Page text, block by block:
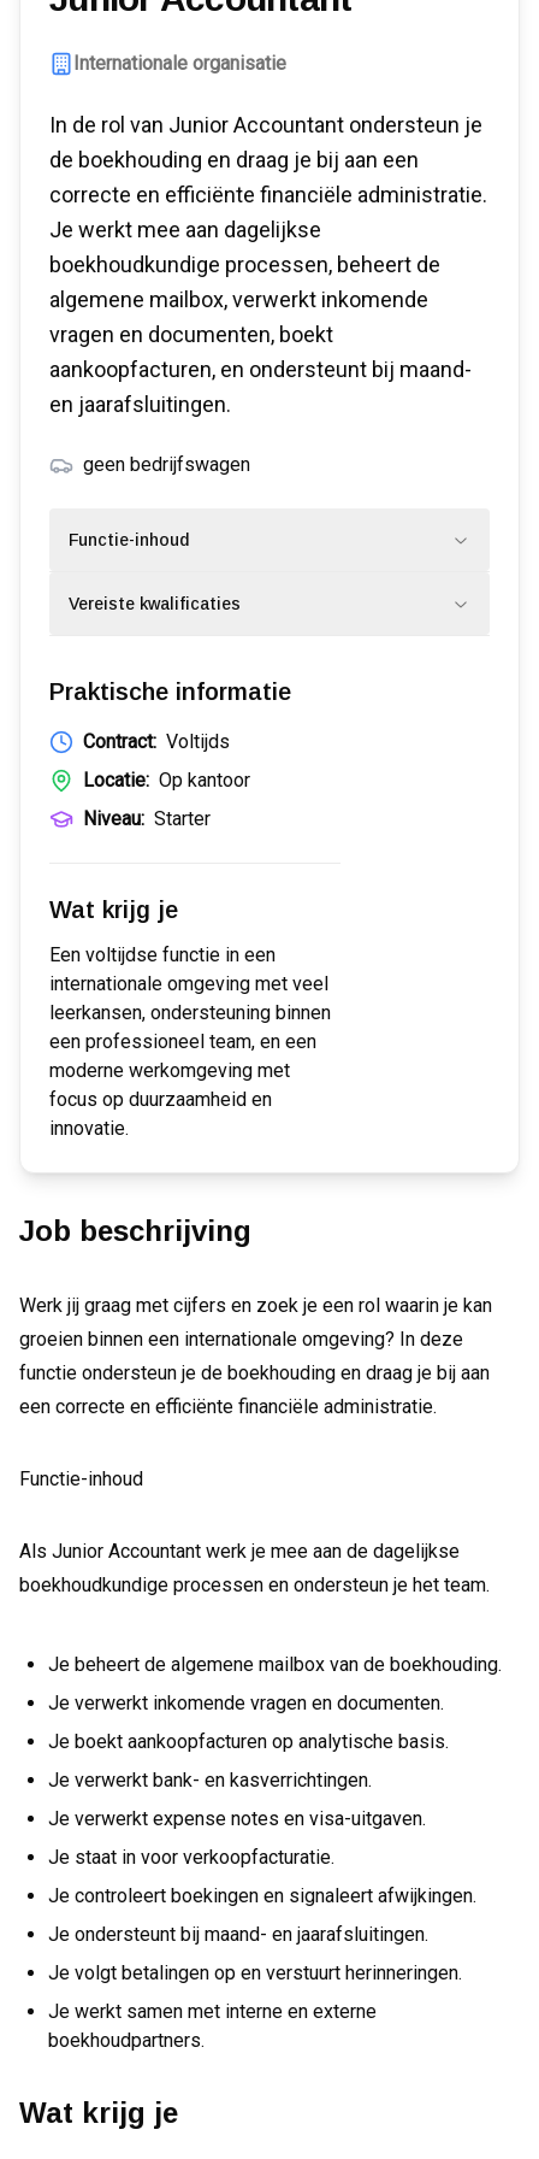
Internationale organisatie
In de rol van Junior Accountant ondersteun je
de boekhouding en draag je bij aan een
correcte en efficiënte financiële administratie.
Je werkt mee aan dagelijkse
boekhoudkundige processen, beheert de
algemene mailbox, verwerkt inkomende
vragen en documenten, boekt
aankoopfacturen, en ondersteunt bij maand-
en jaarafsluitingen.
geen bedrijfswagen
Functie-inhoud
Vereiste kwalificaties
Praktische informatie
Contract: Voltijds
Locatie: Op kantoor
Niveau: Starter
Wat krijg je
Een voltijdse functie in een
internationale omgeving met veel
leerkansen, ondersteuning binnen
een professioneel team, en een
moderne werkomgeving met
focus op duurzaamheid en
innovatie.
Job beschrijving
Werk jij graag met cijfers en zoek je een rol waarin je kan
groeien binnen een internationale omgeving? In deze
functie ondersteun je de boekhouding en draag je bij aan
een correcte en efficiënte financiële administratie.
Functie-inhoud
Als Junior Accountant werk je mee aan de dagelijkse
boekhoudkundige processen en ondersteun je het team.
Je beheert de algemene mailbox van de boekhouding.
Je verwerkt inkomende vragen en documenten.
Je boekt aankoopfacturen op analytische basis.
Je verwerkt bank- en kasverrichtingen.
Je verwerkt expense notes en visa-uitgaven.
Je staat in voor verkoopfacturatie.
Je controleert boekingen en signaleert afwijkingen.
Je ondersteunt bij maand- en jaarafsluitingen.
Je volgt betalingen op en verstuurt herinneringen.
Je werkt samen met interne en externe
boekhoudpartners.
Wat krijg je